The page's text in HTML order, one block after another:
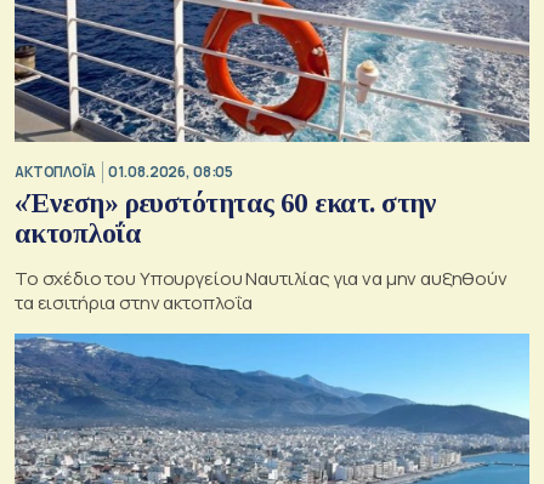
ΑΚΤΟΠΛΟΪΑ 01.08.2026, 08:05
«Ένεση» ρευστότητας 60 εκατ. στην
ακτοπλοΐα
Το σχέδιο του Υπουργείου Ναυτιλίας για να μην αυξηθούν
τα εισιτήρια στην ακτοπλοΐα